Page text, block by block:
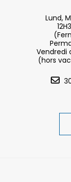
Lund,
Vendredi
(hors